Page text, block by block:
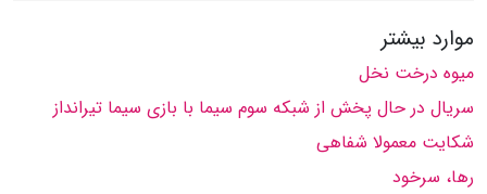
موارد بیشتر
میوه درخت نخل
سریال در حال پخش از شبكه سوم سیما با بازی سیما تیرانداز
شكایت معمولا شفاهی
رها، سرخود